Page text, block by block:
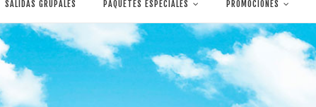
SALIDAS GRUPALES PAQUETES ESPECIALES PROMOCIONES